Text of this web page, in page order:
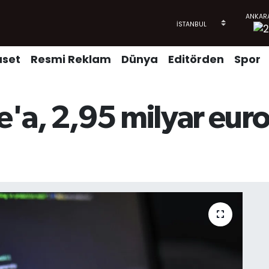
Resmi Reklam Dünya Editörden Spor
2,95 milyar